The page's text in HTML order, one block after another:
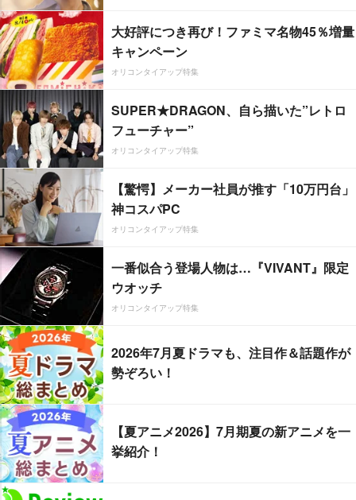
大好評につき再び！ファミマ名物45％増量
キャンペーン
オリコンタイアップ特集
SUPER★DRAGON、自ら描いた”レトロ
フューチャー”
オリコンタイアップ特集
【驚愕】メーカー社員が推す「10万円台」
神コスパPC
オリコンタイアップ特集
一番似合う登場人物は…『VIVANT』限定
ウオッチ
オリコンタイアップ特集
2026年7月夏ドラマも、注目作＆話題作が
勢ぞろい！
【夏アニメ2026】7月期夏の新アニメを一
挙紹介！